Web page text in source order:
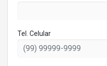
Tel. Celular